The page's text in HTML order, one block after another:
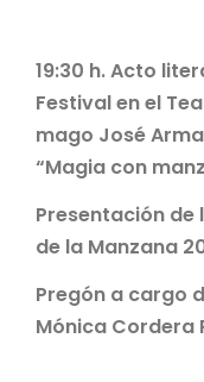
19:30 h. Acto
Festival en el
mago José
“Magia con
Presentación de
de la Manzana
Pregón a cargo
Mónica Cordera